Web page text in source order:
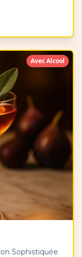
Avec Alcool
Sophistiquée